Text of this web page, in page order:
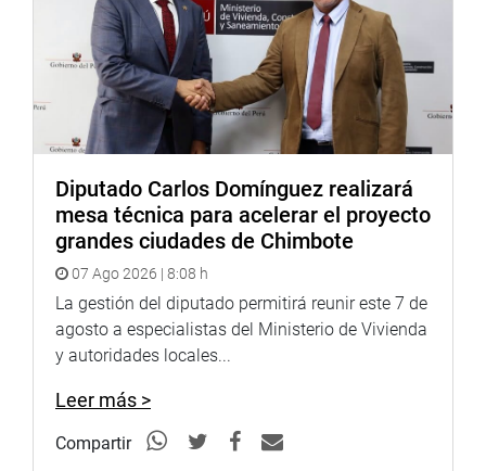
generan condiciones para dejar de asumir las deudas
contraídas con el Estado”, explicó Espinoza.
DESPACHO CONGRESAL
Diputado Carlos Domínguez realizará
mesa técnica para acelerar el proyecto
grandes ciudades de Chimbote
07 Ago 2026 | 8:08 h
La gestión del diputado permitirá reunir este 7 de
agosto a especialistas del Ministerio de Vivienda
y autoridades locales...
Leer más >
Compartir